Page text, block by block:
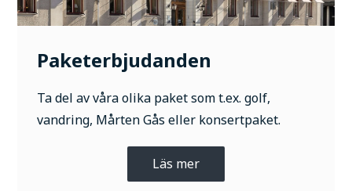
Paketerbjudanden
Ta del av våra olika paket som t.ex. golf,
vandring, Mårten Gås eller konsertpaket.
Läs mer